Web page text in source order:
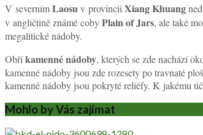
V severnímLaosuv provincii Xiang Khuang
v angličtině známé cobyPlain of Jars, ale také
megalitické nádoby.
Obříkamenné nádoby, kterých se zde nachází
kamenné nádoby jsou zde rozesety po travnaté
kamenné nádoby jsou pokryté reliéfy. K jakému
Mohlo by Vás zajímat